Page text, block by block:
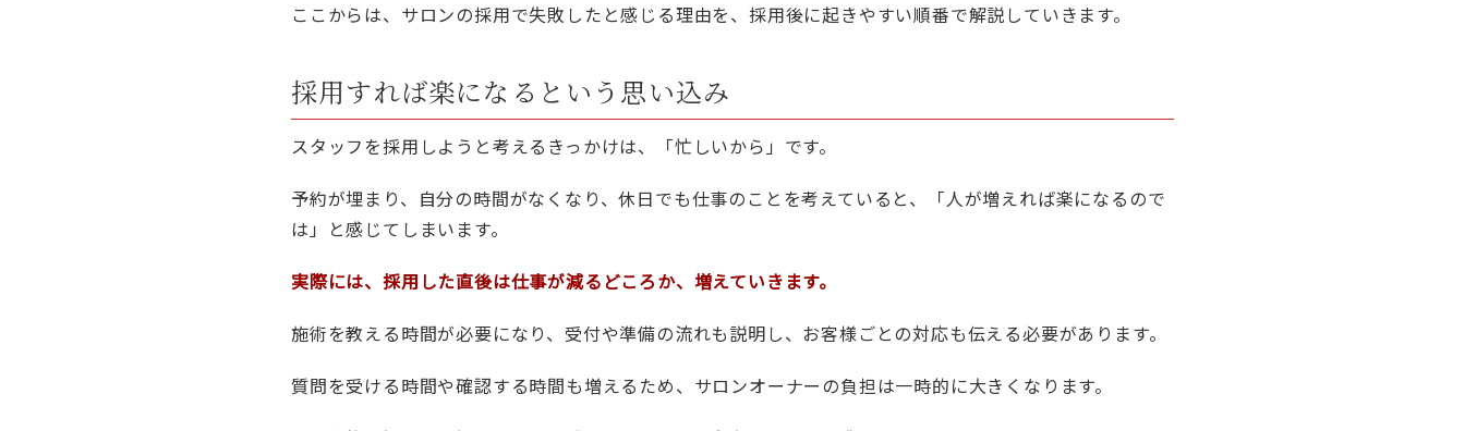
ここからは、サロンの採用で失敗したと感じる理由を、採用後に起きやすい順番で解説していきます。
採用すれば楽になるという思い込み
スタッフを採用しようと考えるきっかけは、「忙しいから」です。
予約が埋まり、自分の時間がなくなり、休日でも仕事のことを考えていると、「人が増えれば楽になるので
は」と感じてしまいます。
実際には、採用した直後は仕事が減るどころか、増えていきます。
施術を教える時間が必要になり、受付や準備の流れも説明し、お客様ごとの対応も伝える必要があります。
質問を受ける時間や確認する時間も増えるため、サロンオーナーの負担は一時的に大きくなります。